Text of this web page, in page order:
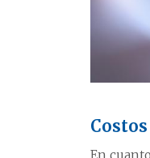
Costos